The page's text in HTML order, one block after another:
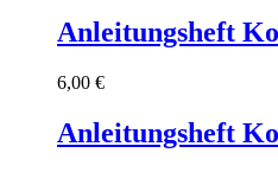
Anleitungsheft
6,00 €
Anleitungsheft